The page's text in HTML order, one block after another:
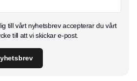
till vårt nyhetsbrev accepterar du vårt
till att vi skickar e-post.